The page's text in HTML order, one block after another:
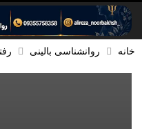
خانه روانشناسی بالینی